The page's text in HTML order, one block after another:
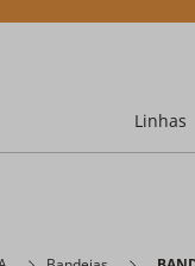
Linhas